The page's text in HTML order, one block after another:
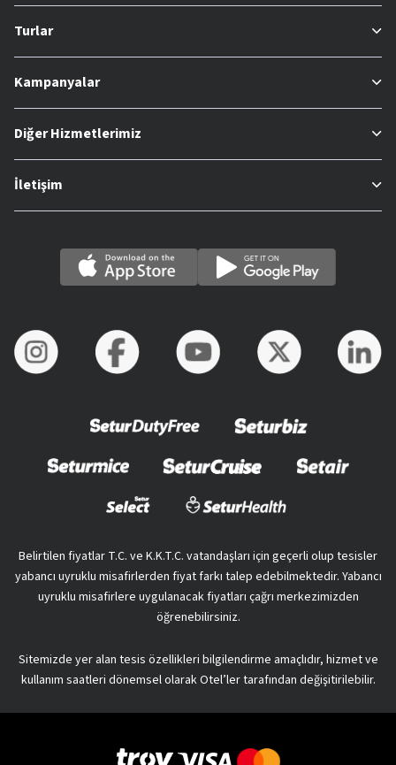
Turlar
Kampanyalar
Diğer Hizmetlerimiz
İletişim
Belirtilen fiyatlar T.C. ve K.K.T.C. vatandaşları için geçerli olup tesisler
yabancı uyruklu misafirlerden fiyat farkı talep edebilmektedir. Yabancı
uyruklu misafirlere uygulanacak fiyatları çağrı merkezimizden
öğrenebilirsiniz.
Sitemizde yer alan tesis özellikleri bilgilendirme amaçlıdır, hizmet ve
kullanım saatleri dönemsel olarak Otel’ler tarafından değişitirilebilir.